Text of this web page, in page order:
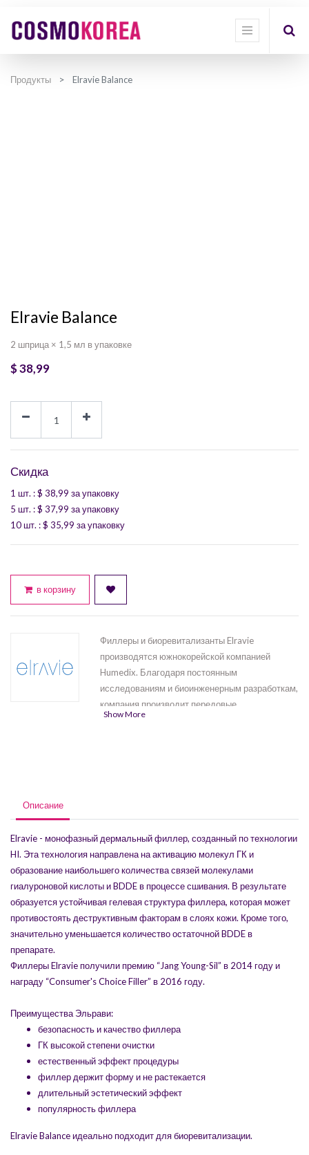
Продукты Elravie Balance
Elravie Balance
2 шприца × 1,5 мл в упаковке
$38,99
Скидка
1 шт. : $ 38,99 за упаковку
5 шт. : $ 37,99 за упаковку
10 шт. : $ 35,99 за упаковку
в корзину
Филлеры и биоревитализанты Elravie
производятся южнокорейской компанией
Humedix. Благодаря постоянным
исследованиям и биоинженерным разработкам,
компания производит передовые
косметологические препараты, которые
Volume-L (1 x 2.0 ml)
Show More
Описание
Elravie - монофазный дермальный филлер, созданный по технологии
HI. Эта технология направлена на активацию молекул ГК и
образование наибольшего количества связей молекулами
гиалуроновой кислоты и BDDE в процессе сшивания. В результате
образуется устойчивая гелевая структура филлера, которая может
противостоять деструктивным факторам в слоях кожи. Кроме того,
значительно уменьшается количество остаточной BDDE в
препарате.
Филлеры Elravie получили премию “Jang Young-Sil” в 2014 году и
награду “Consumer's Choice Filler” в 2016 году.
Преимущества Эльрави:
безопасность и качество филлера
ГК высокой степени очистки
естественный эффект процедуры
филлер держит форму и не растекается
длительный эстетический эффект
популярность филлера
Elravie Balance идеально подходит для биоревитализации.